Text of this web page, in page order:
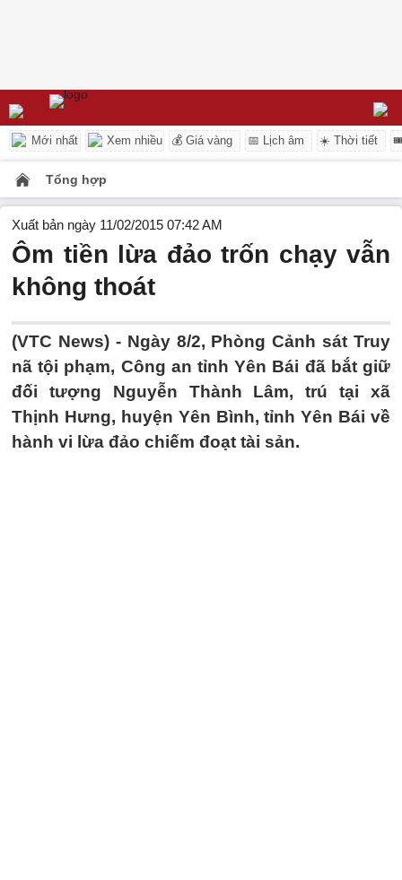
Mới nhất Xem nhiều 💰 Giá vàng 📅 Lịch âm ☀️ Thời tiết
Tổng hợp
Xuất bản ngày 11/02/2015 07:42 AM
Ôm tiền lừa đảo trốn chạy vẫn
không thoát
(VTC News) - Ngày 8/2, Phòng Cảnh sát Truy
nã tội phạm, Công an tỉnh Yên Bái đã bắt giữ
đối tượng Nguyễn Thành Lâm, trú tại xã
Thịnh Hưng, huyện Yên Bình, tỉnh Yên Bái về
hành vi lừa đảo chiếm đoạt tài sản.